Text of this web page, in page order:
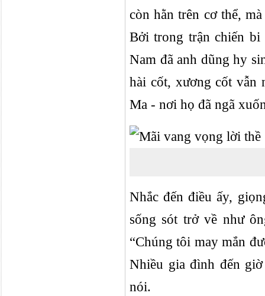
còn hằn trên cơ thể,
Bởi trong trận chiến bi
Nam đã anh dũng hy
hài cốt, xương cốt vẫn
Ma - nơi họ đã ngã
Nhắc đến điều ấy,
sống sót trở về như
“Chúng tôi may mắn
Nhiều gia đình đến
nói.